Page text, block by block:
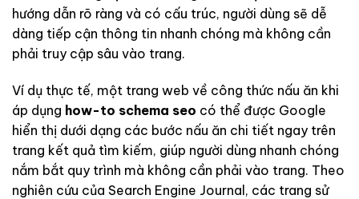
hướng dẫn rõ ràng và có cấu trúc, người dùng sẽ dễ
dàng tiếp cận thông tin nhanh chóng mà không cần
phải truy cập sâu vào trang.
Ví dụ thực tế, một trang web về công thức nấu ăn khi
áp dụng how-to schema seo có thể được Google
hiển thị dưới dạng các bước nấu ăn chi tiết ngay trên
trang kết quả tìm kiếm, giúp người dùng nhanh chóng
nắm bắt quy trình mà không cần phải vào trang. Theo
nghiên cứu của Search Engine Journal, các trang sử